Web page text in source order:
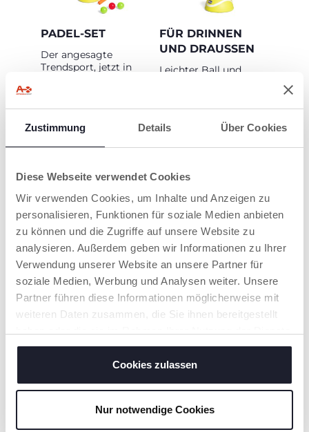
Zustimmung Details Über Cookies
Diese Webseite verwendet Cookies
Wir verwenden Cookies, um Inhalte und Anzeigen zu
personalisieren, Funktionen für soziale Medien anbieten
zu können und die Zugriffe auf unsere Website zu
analysieren. Außerdem geben wir Informationen zu Ihrer
Verwendung unserer Website an unsere Partner für
soziale Medien, Werbung und Analysen weiter. Unsere
Partner führen diese Informationen möglicherweise mit
weiteren Daten zusammen, die Sie ihnen bereitgestellt
gesammelt haben.
Cookies zulassen
Nur notwendige Cookies
PADEL-SET
Der angesagte
Trendsport, jetzt in
zum Alleinspielen
FÜR DRINNEN
UND DRAUSSEN
Leichter Ball und
Spielspaß zu Hause
und im Freien.
PRODUKTE, DIE SIE INTERESSIEREN
KÖNNTEN